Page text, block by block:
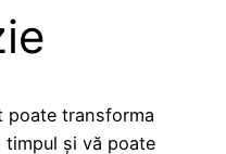
poate transforma
timpul și vă poate